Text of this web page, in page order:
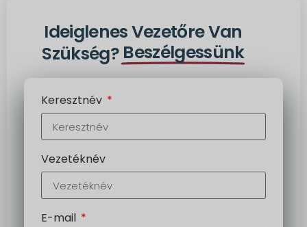
Ideiglenes Vezetőre Van
Szükség? Beszélgessünk
Keresztnév
Vezetéknév
E-mail